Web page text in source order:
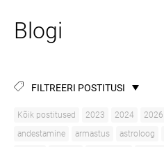
Blogi
FILTREERI POSTITUSI
Kõik postitused 2023 2024 2026
andestamine
armastus astroloog